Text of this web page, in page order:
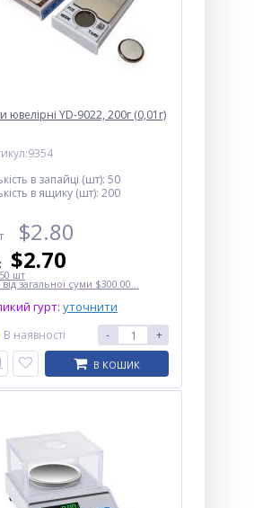
ювелірні YD-9022, 200г (0,01г)
в запайці (шт): 50
в ящику (шт): 200
$2.80
$2.70
шт
загальної суми $300.00...
гурт: уточнити
В наявності - +
В КОШИК